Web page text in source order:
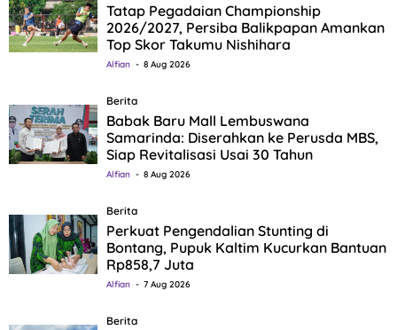
Tatap Pegadaian Championship
2026/2027, Persiba Balikpapan Amankan
Top Skor Takumu Nishihara
Alfian 8 Aug 2026
Berita
Babak Baru Mall Lembuswana
Samarinda: Diserahkan ke Perusda MBS,
Siap Revitalisasi Usai 30 Tahun
Alfian 8 Aug 2026
Berita
Perkuat Pengendalian Stunting di
Bontang, Pupuk Kaltim Kucurkan Bantuan
Rp858,7 Juta
Alfian 7 Aug 2026
Berita